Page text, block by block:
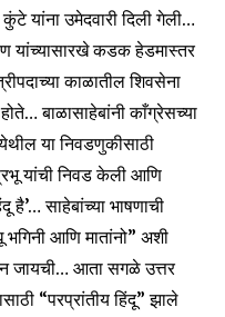
यांना उमेदवारी दिली गेली…
यांच्यासारखे कडक हेडमास्तर
काळातील शिवसेना
बाळासाहेबांनी काँग्रेसच्या
या निवडणुकीसाठी
यांची निवड केली आणि
है’… साहेबांच्या भाषणाची
आणि मातांनो” अशी
जायची… आता सगळे उत्तर
“परप्रांतीय हिंदू” झाले